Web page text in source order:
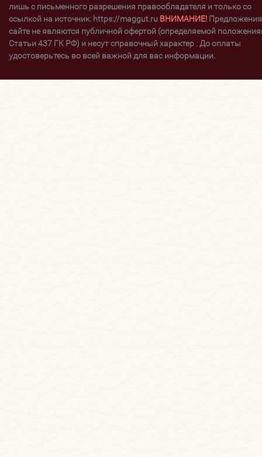
лишь с письменного разрешения правообладателя и только со
ссылкой на источник: https://maggut.ru ВНИМАНИЕ!
сайте не являются публичной офертой (определяемой
Статьи 437 ГК РФ) и несут справочный характер . До оплаты
удостоверьтесь во всей важной для вас информации.